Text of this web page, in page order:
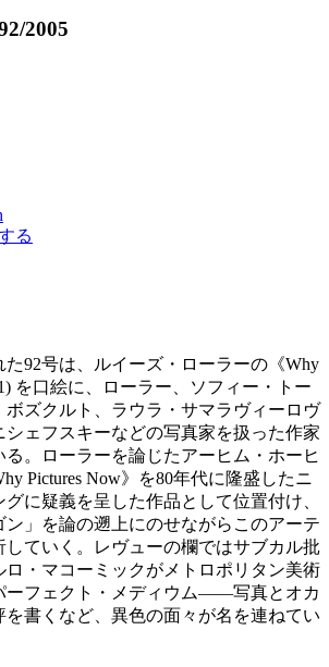
2005
る
た92号は、ルイーズ・ローラーの《Why
を口絵に、ローラー、ソフィー・トー
ボズクルト、ラウラ・サマラヴィーロヴ
シェフスキーなどの写真家を扱った作家
。ローラーを論じたアーヒム・ホーヒ
Pictures Now》を80年代に隆盛したニ
に疑義を呈した作品として位置付け、
ン」を論の遡上にのせながらこのアーテ
していく。レヴューの欄ではサブカル批
ロ・マコーミックがメトロポリタン美術
ーフェクト・メディウム――写真とオカ
を書くなど、異色の面々が名を連ねてい